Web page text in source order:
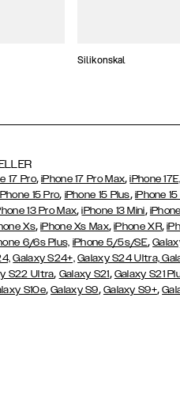
Silikonskal
17 Pro,iPhone 17 Pro Max,iPhone 17E,
15 Pro, iPhone 15 Plus, iPhone
13 Pro Max,iPhone 13 Mini,
Xs,iPhone Xs Max,iPhone XR,
6/6s Plus, iPhone 5/5s/SE,
Galaxy S24+, Galaxy S24 Ultra,
S22 Ultra, Galaxy S21, Galaxy S21
S10e,Galaxy S9, Galaxy S9+,